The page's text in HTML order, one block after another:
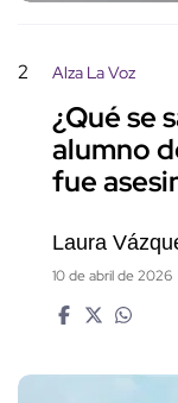
2 Alza La Voz
¿Qué se
alumno
fue
Laura
10 de abril de 2026